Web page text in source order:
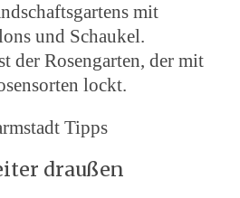
mit
und Schaukel.
der Rosengarten, der mit
lockt.
draußen